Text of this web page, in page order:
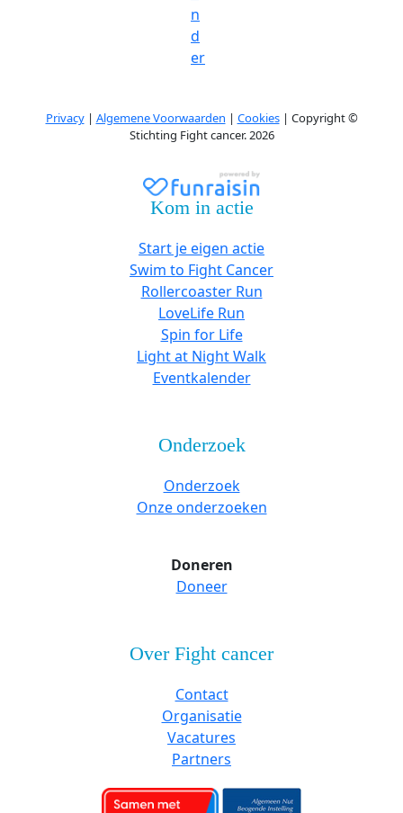
n
d
er
Privacy| Algemene Voorwaarden | Cookies| Copyright ©
Stichting Fight cancer. 2026
Kom in actie
Start je eigen actie
Swim to Fight Cancer
Rollercoaster Run
LoveLife Run
Spin for Life
Light at Night Walk
Eventkalender
Onderzoek
Onderzoek
Onze onderzoeken
Doneren
Doneer
Over Fight cancer
Contact
Organisatie
Vacatures
Partners